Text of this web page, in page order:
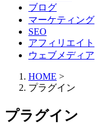
ブログ
マーケティング
SEO
アフィリエイト
ウェブメディア
HOME >
プラグイン
プラグイン